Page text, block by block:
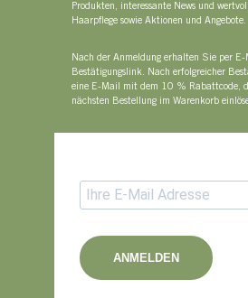
Produkten, interessante News und
Haarpflege sowie Aktionen und Angebote.
Nach der Anmeldung erhalten Sie per E-
Bestätigungslink. Nach erfolgreicher
eine E-Mail mit dem 10 % Rabattcode,
nächsten Bestellung im Warenkorb
ANMELDEN